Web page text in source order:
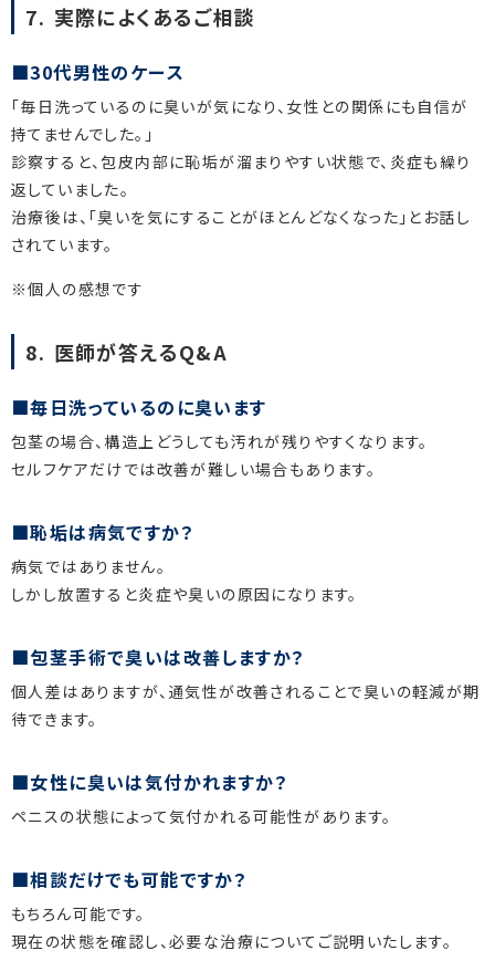
7. 実際によくあるご相談
30代男性のケース
「毎日洗っているのに臭いが気になり、女性との関係にも自信が
持てませんでした。」
診察すると、包皮内部に恥垢が溜まりやすい状態で、炎症も繰り
返していました。
治療後は、「臭いを気にすることがほとんどなくなった」とお話し
されています。
※個人の感想です
8. 医師が答えるQ&A
毎日洗っているのに臭います
包茎の場合、構造上どうしても汚れが残りやすくなります。
セルフケアだけでは改善が難しい場合もあります。
恥垢は病気ですか？
病気ではありません。
しかし放置すると炎症や臭いの原因になります。
包茎手術で臭いは改善しますか？
個人差はありますが、通気性が改善されることで臭いの軽減が期
待できます。
女性に臭いは気付かれますか？
ペニスの状態によって気付かれる可能性があります。
相談だけでも可能ですか？
もちろん可能です。
現在の状態を確認し、必要な治療についてご説明いたします。